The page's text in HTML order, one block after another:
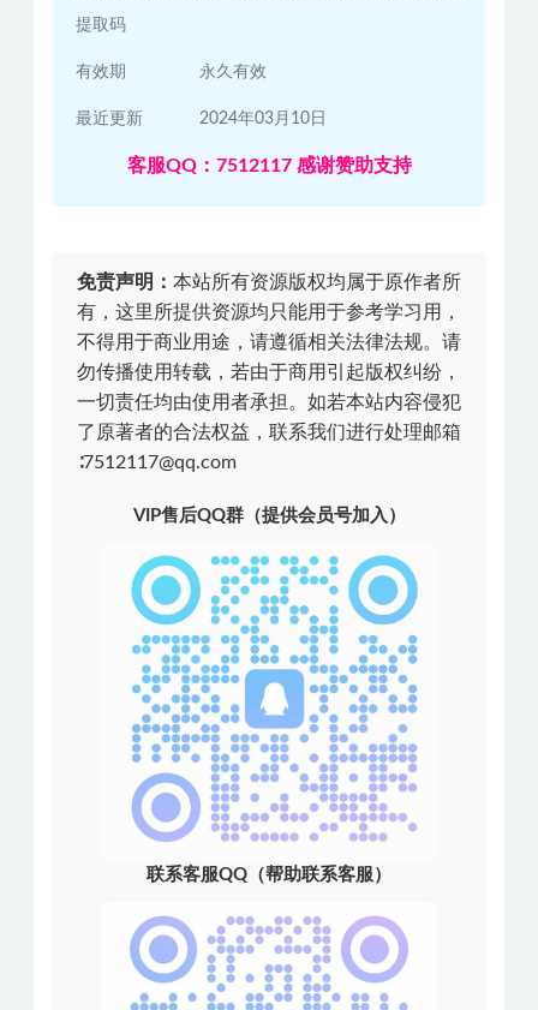
提取码
有效期 永久有效
最近更新 2024年03月10日
客服QQ：7512117 感谢赞助支持
免责声明： 本站所有资源版权均属于原作者所
有，这里所提供资源均只能用于参考学习用，
不得用于商业用途，请遵循相关法律法规。请
勿传播使用转载，若由于商用引起版权纠纷，
一切责任均由使用者承担。如若本站内容侵犯
了原著者的合法权益，联系我们进行处理邮箱
∶7512117@qq.com
VIP售后QQ群（提供会员号加入）
联系客服QQ（帮助联系客服）